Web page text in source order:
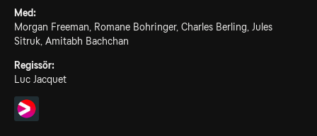
Med:
Morgan Freeman, Romane Bohringer, Charles Berling, Jules
Sitruk, Amitabh Bachchan
Regissör:
Luc Jacquet